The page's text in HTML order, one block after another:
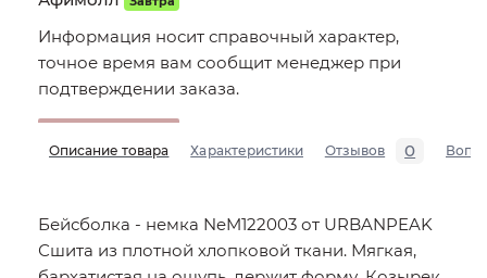
Информация носит справочный характер,
точное время вам сообщит менеджер при
подтверждении заказа.
Описание товара Характеристики Отзывов 0
Бейсболка - немка NeM122003 от URBANPEAK
Сшита из плотной хлопковой ткани. Мягкая,